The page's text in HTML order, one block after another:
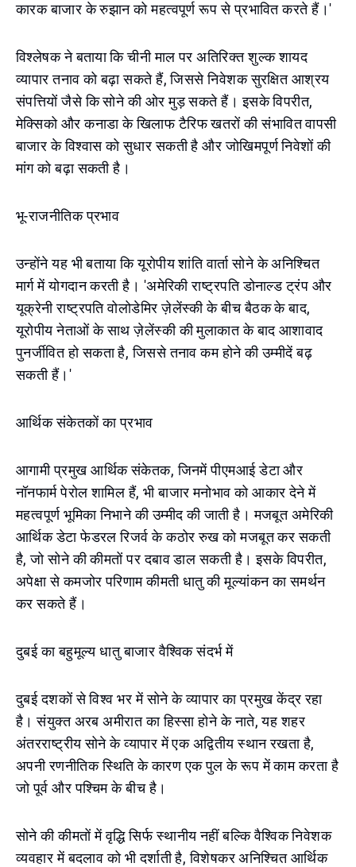
कारक बाजार के रुझान को महत्वपूर्ण रूप से प्रभावित करते हैं।'
विश्लेषक ने बताया कि चीनी माल पर अतिरिक्त शुल्क शायद
व्यापार तनाव को बढ़ा सकते हैं, जिससे निवेशक सुरक्षित आश्रय
संपत्तियों जैसे कि सोने की ओर मुड़ सकते हैं। इसके विपरीत,
मेक्सिको और कनाडा के खिलाफ टैरिफ खतरों की संभावित वापसी
बाजार के विश्वास को सुधार सकती है और जोखिमपूर्ण निवेशों की
मांग को बढ़ा सकती है।
भू-राजनीतिक प्रभाव
उन्होंने यह भी बताया कि यूरोपीय शांति वार्ता सोने के अनिश्चित
मार्ग में योगदान करती है। 'अमेरिकी राष्ट्रपति डोनाल्ड ट्रंप और
यूक्रेनी राष्ट्रपति वोलोडेमिर ज़ेलेंस्की के बीच बैठक के बाद,
यूरोपीय नेताओं के साथ ज़ेलेंस्की की मुलाकात के बाद आशावाद
पुनर्जीवित हो सकता है, जिससे तनाव कम होने की उम्मीदें बढ़
सकती हैं।'
आर्थिक संकेतकों का प्रभाव
आगामी प्रमुख आर्थिक संकेतक, जिनमें पीएमआई डेटा और
नॉनफार्म पेरोल शामिल हैं, भी बाजार मनोभाव को आकार देने में
महत्वपूर्ण भूमिका निभाने की उम्मीद की जाती है। मजबूत अमेरिकी
आर्थिक डेटा फेडरल रिजर्व के कठोर रुख को मजबूत कर सकती
है, जो सोने की कीमतों पर दबाव डाल सकती है। इसके विपरीत,
अपेक्षा से कमजोर परिणाम कीमती धातु की मूल्यांकन का समर्थन
कर सकते हैं।
दुबई का बहुमूल्य धातु बाजार वैश्विक संदर्भ में
दुबई दशकों से विश्व भर में सोने के व्यापार का प्रमुख केंद्र रहा
है। संयुक्त अरब अमीरात का हिस्सा होने के नाते, यह शहर
अंतरराष्ट्रीय सोने के व्यापार में एक अद्वितीय स्थान रखता है,
अपनी रणनीतिक स्थिति के कारण एक पुल के रूप में काम करता है
जो पूर्व और पश्चिम के बीच है।
सोने की कीमतों में वृद्धि सिर्फ स्थानीय नहीं बल्कि वैश्विक निवेशक
व्यवहार में बदलाव को भी दर्शाती है, विशेषकर अनिश्चित आर्थिक